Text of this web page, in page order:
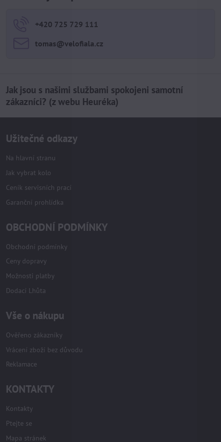
+420 725 729 111
tomas​@velofiala​.cz
Jak jsou s našimi službami spokojeni samotní
zákazníci? (z webu Heuréka)
Užitečné odkazy
Na hlavní stranu
Jak vybrat kolo
Ceník servisních prací
Garanční prohlídka
OBCHODNÍ PODMÍNKY
Obchodní podmínky
Ceny dopravy
Možnosti platby
Dodací Lhůta
Vše o nákupu
Ověřeno zákazníky
Vrácení zboží bez důvodu
Reklamace
KONTAKTY
Kontakty
Ptejte se
Mapa stránek